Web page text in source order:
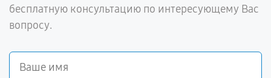
бесплатную консультацию по интересующему Вас
вопросу.